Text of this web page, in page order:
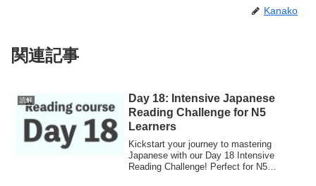
Kanako
関連記事
読解
Day 18: Intensive Japanese
Reading Challenge for N5
Learners
Kickstart your journey to mastering
Japanese with our Day 18 Intensive
Reading Challenge! Perfect for N5